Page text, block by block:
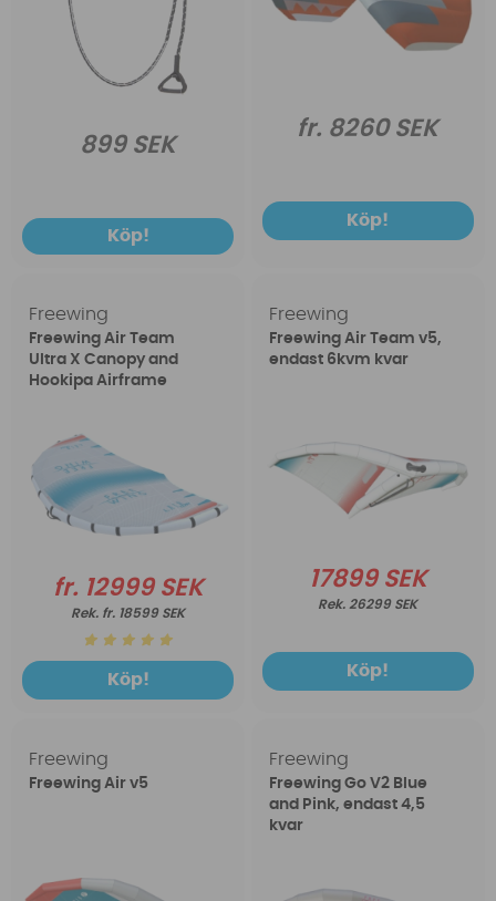
899 SEK
Köp!
fr. 8260 SEK
Köp!
Freewing
Freewing Air Team
Ultra X Canopy and
Hookipa Airframe
fr. 12999 SEK
fr. 18599 SEK
Köp!
Freewing
Freewing Air Team v5,
endast 6kvm kvar
17899 SEK
26299 SEK
Köp!
Freewing
Freewing Air v5
Freewing
Freewing Go V2 Blue
and Pink, endast 4,5
kvar